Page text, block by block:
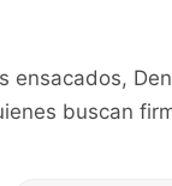
ensacados,
buscan